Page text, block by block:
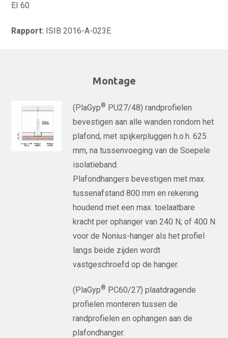
EI 60
Rapport: ISIB 2016-A-023E
Montage
(PlaGyp® PU27/48) randprofielen
bevestigen aan alle wanden rondom het
plafond, met spijkerpluggen h.o.h. 625
mm, na tussenvoeging van de Soepele
isolatieband.
Plafondhangers bevestigen met max.
tussenafstand 800 mm en rekening
houdend met een max. toelaatbare
kracht per ophanger van 240 N; of 400 N
voor de Nonius-hanger als het profiel
langs beide zijden wordt
vastgeschroefd op de hanger.
(PlaGyp® PC60/27) plaatdragende
profielen monteren tussen de
randprofielen en ophangen aan de
plafondhanger.